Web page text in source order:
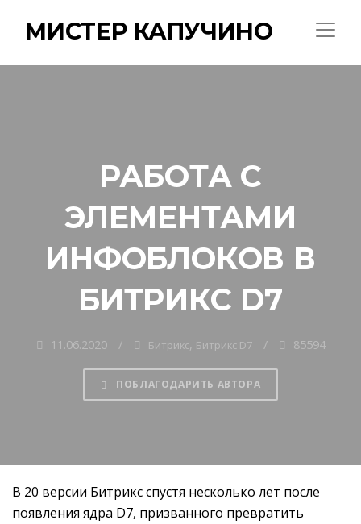
МИСТЕР КАПУЧИНО
РАБОТА С
ЭЛЕМЕНТАМИ
ИНФОБЛОКОВ В
БИТРИКС D7
11.06.2020 Битрикс, Битрикс D7 85594
ПОБЛАГОДАРИТЬ АВТОРА
В 20 версии Битрикс спустя несколько лет после
появления ядра D7, призванного превратить